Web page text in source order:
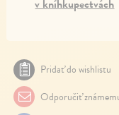
v kníhkupectvách
Pridať do wishlistu
Odporučiť